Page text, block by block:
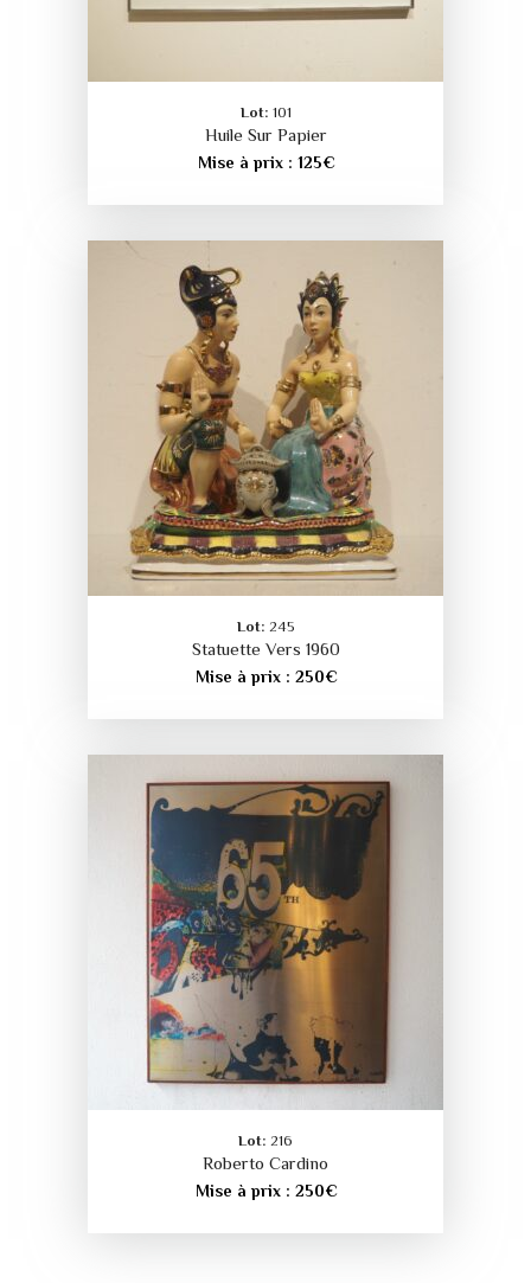
Lot: 101
Huile Sur Papier
Mise à prix : 125€
Lot: 245
Statuette Vers 1960
Mise à prix : 250€
Lot: 216
Roberto Cardino
Mise à prix : 250€